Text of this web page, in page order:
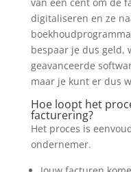
digitaliseren en ze
bespaar je dus geld,
geavanceerde
maar je kunt er dus
Hoe loopt het
facturering?
Het proces is
ondernemer.